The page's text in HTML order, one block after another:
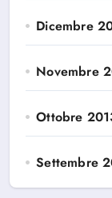
Dicembre
Novembre
Ottobre
Settembre